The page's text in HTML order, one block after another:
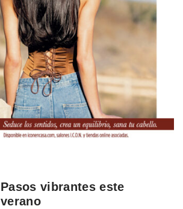
Pasos vibrantes este
verano